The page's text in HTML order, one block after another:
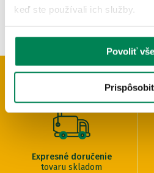
keď ste používali ich služby.
Povoliť
PREČO U NÁS
Expresné doručenie
tovaru skladom